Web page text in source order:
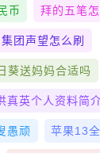
币 拜的五笔
团声望怎么刷
葵送妈妈合适吗
真英个人资料简
愚顽 苹果13